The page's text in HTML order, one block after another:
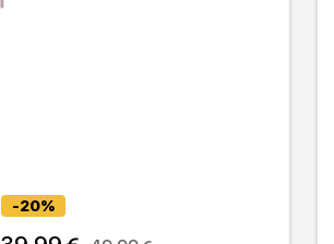
-20%